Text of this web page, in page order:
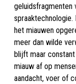
geluidsfragmenten
het miauwen
meer dan wilde
blijft maar
miauw af op
aandacht, voer of